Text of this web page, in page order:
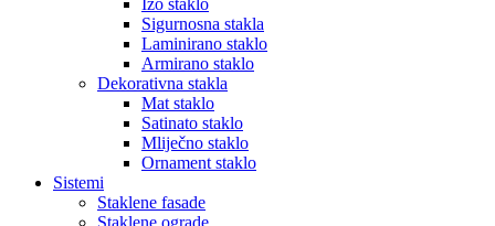
Izo staklo
Sigurnosna stakla
Laminirano staklo
Armirano staklo
Dekorativna stakla
Mat staklo
Satinato staklo
Mliječno staklo
Ornament staklo
Sistemi
Staklene fasade